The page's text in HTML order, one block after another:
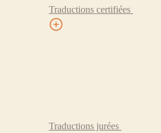
Traductions certifiées
Traductions jurées